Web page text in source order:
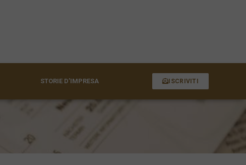
STORIE D’IMPRESA ISCRIVITI